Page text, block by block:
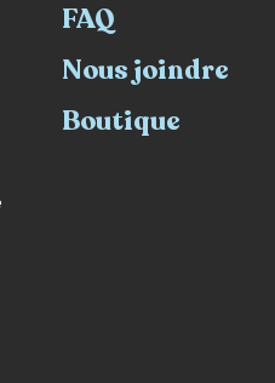
FAQ
Nous joindre
Boutique